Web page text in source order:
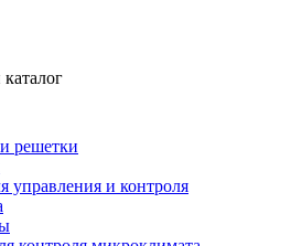
решетки
управления и контроля